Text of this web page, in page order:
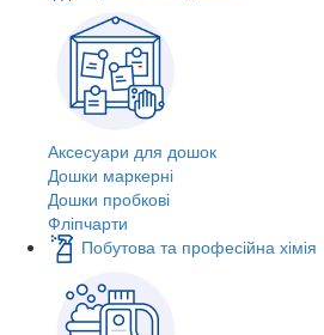
Аксесуари для дошок
Дошки маркерні
Дошки пробкові
Фліпчарти
Побутова та професійна хімія